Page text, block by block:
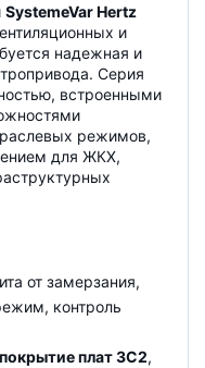
SystemeVar Hertz
и
надежная и
Серия
встроенными
режимов,
для ЖКХ,
от замерзания,
контроль
покрытие плат 3C2,